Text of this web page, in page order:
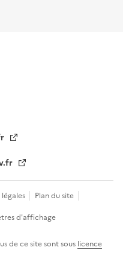
Plan du site
d'affichage
de ce site sont sous licence